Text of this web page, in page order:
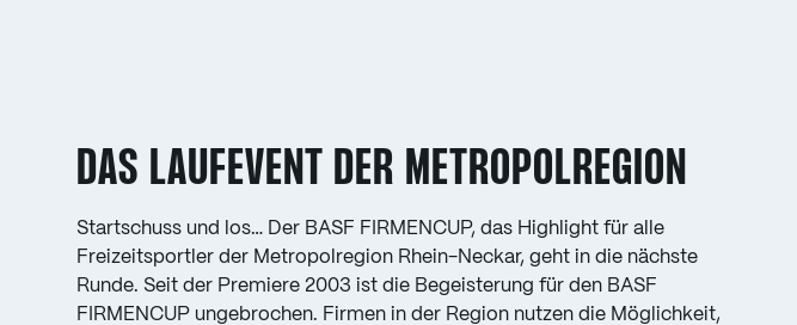
DAS LAUFEVENT DER METROPOLREGION
Startschuss und los… Der BASF FIRMENCUP, das Highlight für alle
Freizeitsportler der Metropolregion Rhein-Neckar, geht in die nächste
Runde. Seit der Premiere 2003 ist die Begeisterung für den BASF
FIRMENCUP ungebrochen. Firmen in der Region nutzen die Möglichkeit,